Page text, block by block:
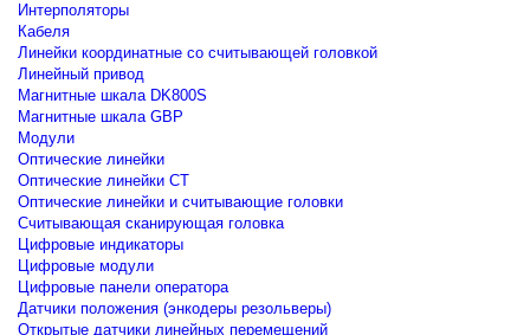
Интерполяторы
Кабеля
Линейки координатные со считывающей головкой
Линейный привод
Магнитные шкала DK800S
Магнитные шкала GBP
Модули
Оптические линейки
Оптические линейки CT
Оптические линейки и считывающие головки
Считывающая сканирующая головка
Цифровые индикаторы
Цифровые модули
Цифровые панели оператора
Датчики положения (энкодеры резольверы)
Открытые датчики линейных перемещений